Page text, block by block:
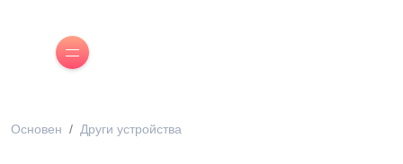
Основен Други устройства